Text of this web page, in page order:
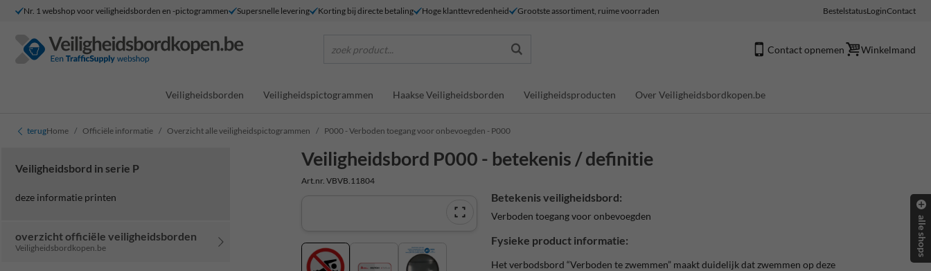
Nr. 1 webshop voor veiligheidsborden en -pictogrammen Supersnelle levering Korting bij directe betaling Hoge klanttevredenheid Grootste assortiment, ruime voorraden BestelstatusLoginContact
zoek product... Contact opnemen Winkelmand
Veiligheidsborden Veiligheidspictogrammen Haakse Veiligheidsborden Veiligheidsproducten Over Veiligheidsbordkopen.be
terugHome Officiële informatie Overzicht alle veiligheidspictogrammen P000 - Verboden toegang voor onbevoegden - P000
Veiligheidsbord in serie P
deze informatie printen
overzicht officiële veiligheidsborden
Veiligheidsbordkopen.be
Veiligheidsbord P000 - betekenis / definitie
Art.nr. VBVB.11804
Betekenis veiligheidsbord:
Verboden toegang voor onbevoegden
Fysieke product informatie:
Het verbodsbord “Verboden te zwemmen” maakt duidelijk dat zwemmen op deze
alle shops